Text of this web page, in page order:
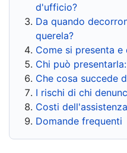
d'ufficio?
Da quando
querela?
Come si presenta
Chi può
Che cosa succede
I rischi di chi
Costi dell'assistenza
Domande frequenti